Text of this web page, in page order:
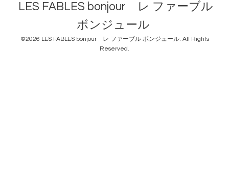
LES FABLES bonjour レ ファーブル
ボンジュール
©2026 LES FABLES bonjour レ ファーブル ボンジュール. All Rights
Reserved.